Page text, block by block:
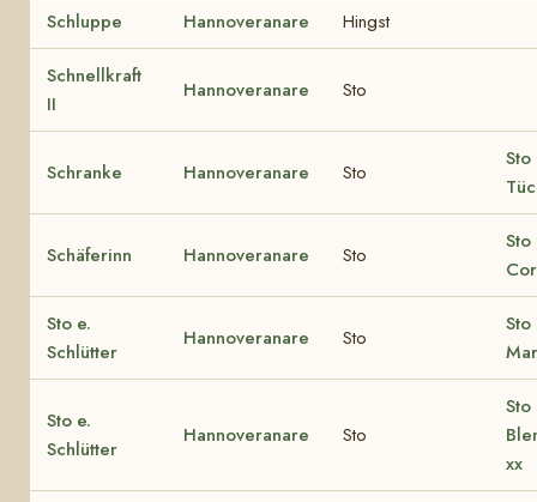
Schluppe Hannoveranare Hingst
Schnellkraft
II
Hannoveranare Sto
Schranke Hannoveranare Sto
Sto
Schäferinn Hannoveranare Sto
Sto
Sto e.
Schlütter
Hannoveranare Sto
Sto
Sto e.
Schlütter
Hannoveranare Sto
Sto
xx